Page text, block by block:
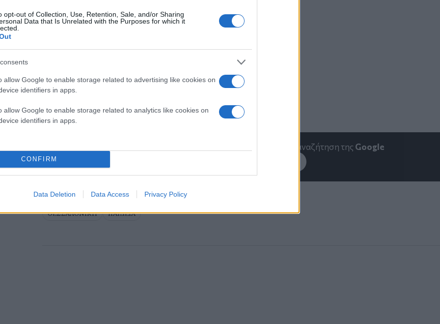
opt-out of Collection, Use, Retention, Sale, and/or Sharing
Data that Is Unrelated with the Purposes for which it
allow Google to enable storage related to advertising like cookies on
identifiers in apps.
allow Google to enable storage related to analytics like cookies on
identifiers in apps.
CONFIRM
Data Deletion Data Access Privacy Policy
στην αναζήτηση της Google
ΘΕΣΣΑΛΟΝΙΚΗ ΠΑΙΔΕΙΑ